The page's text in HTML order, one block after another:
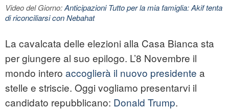
Video del Giorno:Anticipazioni Tutto per la mia famiglia: Akif tenta
di riconciliarsi con Nebahat
La cavalcata delle elezioni alla Casa Bianca sta
per giungere al suo epilogo. L’8 Novembre il
mondo intero accoglierà il nuovo presidente a
stelle e striscie. Oggi vogliamo presentarvi il
candidato repubblicano: Donald Trump.